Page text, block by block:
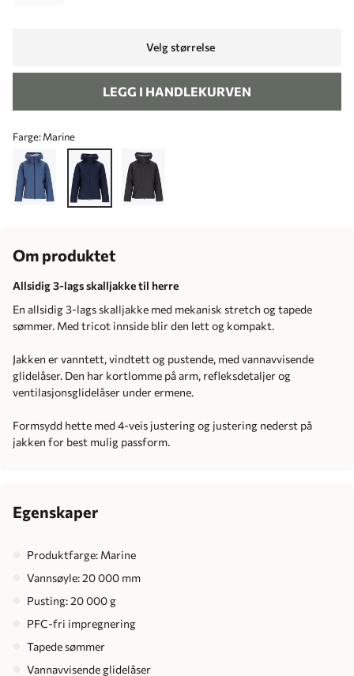
Velg størrelse
LEGG I HANDLEKURVEN
Farge:Marine
Om produktet
Allsidig 3-lags skalljakke til herre
En allsidig 3-lags skalljakke med mekanisk stretch og tapede
sømmer. Med tricot innside blir den lett og kompakt.
Jakken er vanntett, vindtett og pustende, med vannavvisende
glidelåser. Den har kortlomme på arm, refleksdetaljer og
ventilasjonsglidelåser under ermene.
Formsydd hette med 4-veis justering og justering nederst på
jakken for best mulig passform.
Egenskaper
Produktfarge: Marine
Vannsøyle: 20 000 mm
Pusting: 20 000 g
PFC-fri impregnering
Tapede sømmer
Vannavvisende glidelåser